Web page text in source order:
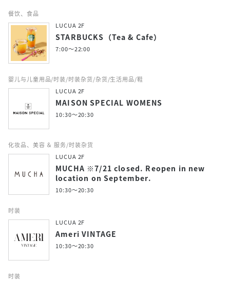
餐饮、食品
LUCUA 2F
STARBUCKS（Tea & Cafe）
7:00〜22:00
婴儿与儿童用品/时装/时装杂货/杂货/生活用品/鞋
LUCUA 2F
MAISON SPECIAL WOMENS
10:30～20:30
化妆品、美容 ＆ 服务/时装杂货
LUCUA 2F
MUCHA ※7/21 closed. Reopen in new
location on September.
10:30～20:30
时装
LUCUA 2F
Ameri VINTAGE
10:30～20:30
时装